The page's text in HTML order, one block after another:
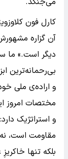
کارل فون
آن گزاره
دیگر است.» ما
بی‌رحمانه‌ترین
و اراده‌ی ملی
مختصات امروز
و استراتژیک
مقاومت است، نه
بلکه تنها